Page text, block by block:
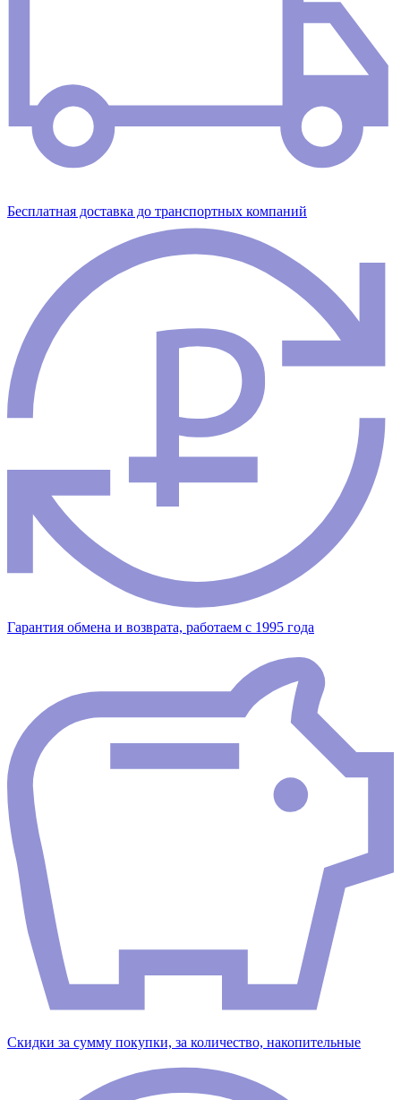
Бесплатная доставка до транспортных компаний
Гарантия обмена и возврата, работаем с 1995 года
Скидки за сумму покупки, за количество, накопительные